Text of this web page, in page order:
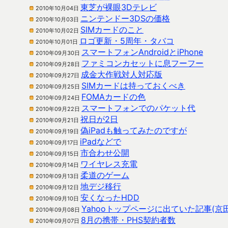
2010年10月04日 東芝が裸眼3Dテレビ
2010年10月03日 ニンテンドー3DSの価格
2010年10月02日 SIMカードのこと
2010年10月01日 ロゴ更新・5周年・タバコ
2010年09月30日 スマートフォンAndroidとiPhone
2010年09月28日 ファミコンカセットに息フーフー
2010年09月27日 成金大作戦対人対応版
2010年09月25日 SIMカードは持っておくべき
2010年09月24日 FOMAカードの色
2010年09月22日 スマートフォンでのパケット代
2010年09月21日 祝日が2日
2010年09月19日 偽iPadも触ってみたのですが
2010年09月17日 iPadなどで
2010年09月15日 市合わせ公開
2010年09月14日 ワイヤレス充電
2010年09月13日 柔道のゲーム
2010年09月12日 地デジ移行
2010年09月10日 安くなったHDD
2010年09月08日 Yahooトップページに出ていた記事(京
2010年09月07日 8月の携帯・PHS契約者数